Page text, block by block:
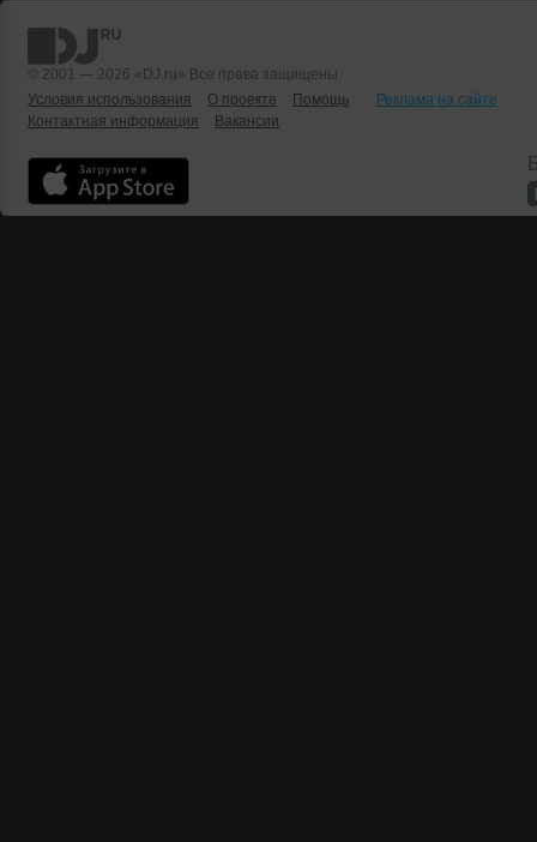
© 2001 — 2026 «DJ.ru» Все права защищены.
Условия использования
О проекте Помощь
Реклама на сайте
Контактная информация
Вакансии